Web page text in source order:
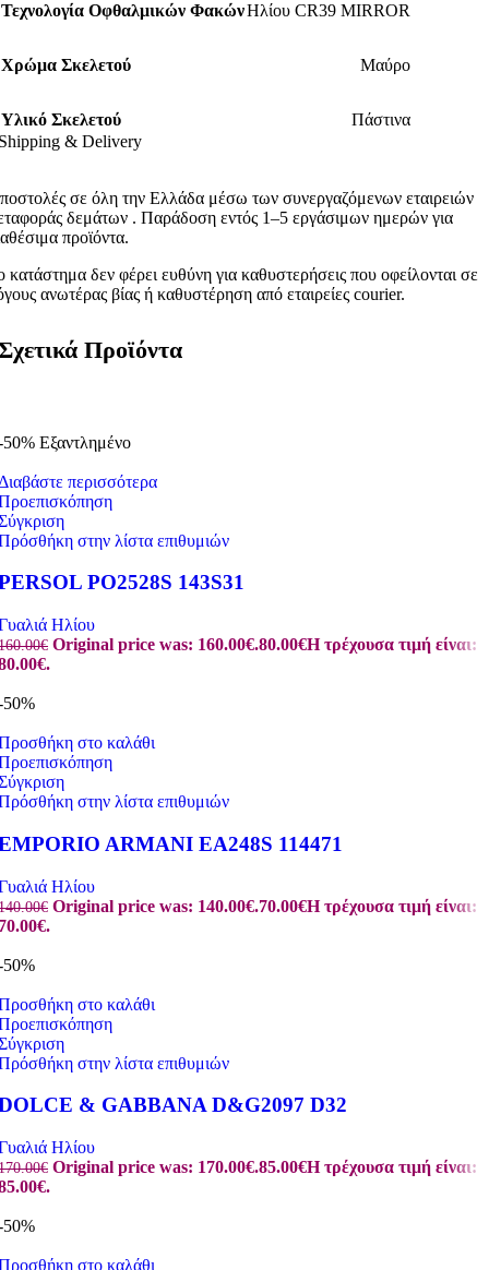
Τεχνολογία Οφθαλμικών ΦακώνΗλίου CR39 MIRROR
Χρώμα Σκελετού Μαύρο
Υλικό Σκελετού
Πάστινα
& Delivery
σε όλη την Ελλάδα μέσω των συνεργαζόμενων εταιρειών
δεμάτων . Παράδοση εντός 1–5 εργάσιμων ημερών για
προϊόντα.
κατάστημα δεν φέρει ευθύνη για καθυστερήσεις που οφείλονται σε
ανωτέρας βίας ή καθυστέρηση από εταιρείες courier.
Προϊόντα
50% Εξαντλημένο
περισσότερα
στην λίστα επιθυμιών
PO2528S 143S31
Ηλίου
€ Original price was: 160.00€.80.00€Η τρέχουσα τιμή είναι:
50%
στο καλάθι
στην λίστα επιθυμιών
ARMANI EA248S 114471
Ηλίου
€ Original price was: 140.00€.70.00€Η τρέχουσα τιμή είναι:
50%
στο καλάθι
στην λίστα επιθυμιών
& GABBANA D&G2097 D32
Ηλίου
€ Original price was: 170.00€.85.00€Η τρέχουσα τιμή είναι:
50%
στο καλάθι